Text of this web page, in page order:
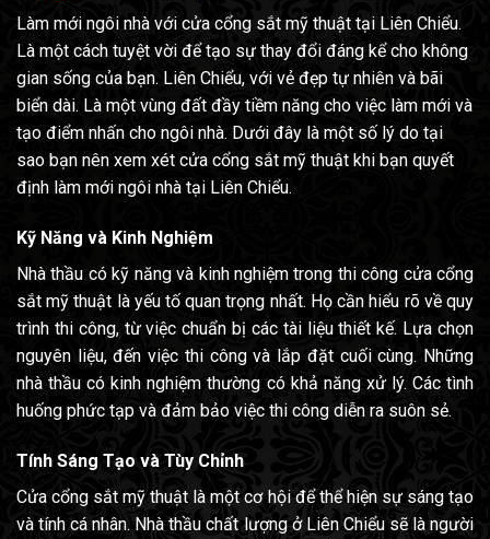
Làm mới ngôi nhà với cửa cổng sắt mỹ thuật tại Liên Chiểu.
Là một cách tuyệt vời để tạo sự thay đổi đáng kể cho không
gian sống của bạn. Liên Chiểu, với vẻ đẹp tự nhiên và bãi
biển dài. Là một vùng đất đầy tiềm năng cho việc làm mới và
tạo điểm nhấn cho ngôi nhà. Dưới đây là một số lý do tại
sao bạn nên xem xét cửa cổng sắt mỹ thuật khi bạn quyết
định làm mới ngôi nhà tại Liên Chiểu.
Kỹ Năng và Kinh Nghiệm
Nhà thầu có kỹ năng và kinh nghiệm trong thi công cửa cổng
sắt mỹ thuật là yếu tố quan trọng nhất. Họ cần hiểu rõ về quy
trình thi công, từ việc chuẩn bị các tài liệu thiết kế. Lựa chọn
nguyên liệu, đến việc thi công và lắp đặt cuối cùng. Những
nhà thầu có kinh nghiệm thường có khả năng xử lý. Các tình
huống phức tạp và đảm bảo việc thi công diễn ra suôn sẻ.
Tính Sáng Tạo và Tùy Chỉnh
Cửa cổng sắt mỹ thuật là một cơ hội để thể hiện sự sáng tạo
và tính cá nhân. Nhà thầu chất lượng ở Liên Chiểu sẽ là người